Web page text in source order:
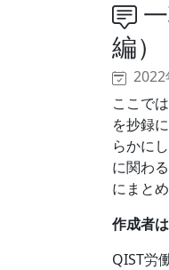
編）
2022
ここで
を抄録
らかに
に関わ
にまとめ
作成者
QIST労